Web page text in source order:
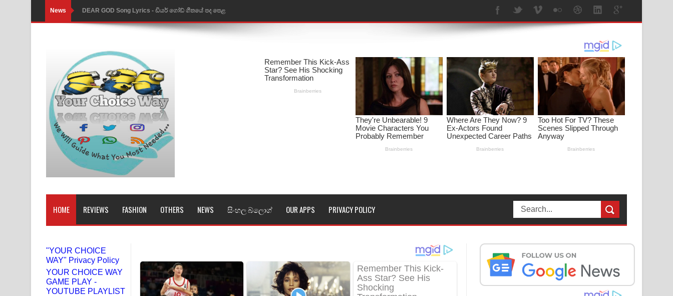
News DEAR GOD Song Lyrics - ඩියර් ගෝඩ් ගීතයේ පද පෙළ
MANAMALA KATHA Song Lyrics - මනමාල කතා ගීතයේ පද පෙළ
Dai Dai Lyrics - Shakira, Burna Boy | 2026 football world cup song lyrics
Lassana Amma Song Lyrics - ලස්සන අම්මා ගීතයේ පද පෙළ
Gemak Deela Song Lyrics - ගේමක් දීලා ගීතයේ පද පෙළ
Niwuna Numba Hinda Song Lyrics - නිවුනා නුඹ හින්දා ගීතයේ පද පෙළ
Numba Dun Aadare Song Lyrics - නුඹ දුන් ආදරේ ගීතයේ පද පෙළ
Liyamuda Dan Anagathe Song Lyrics - ලියමුද දැන් අනාගතේ ගීතයේ පද පෙළ
Doni Song Lyrics - දෝණි ගීතයේ පද පෙළ
UNUHUMA Song Lyrics - උණුහුම ගීතයේ පද පෙළ
Katakara Song Lyrics - කටකාර ගීතයේ පද පෙළ
HOME REVIEWS FASHION OTHERS NEWS සිංහල බ්ලොග් OUR APPS PRIVACY POLICY
"YOUR CHOICE
WAY" Privacy Policy
YOUR CHOICE WAY
GAME PLAY -
YOUTUBE PLAYLIST